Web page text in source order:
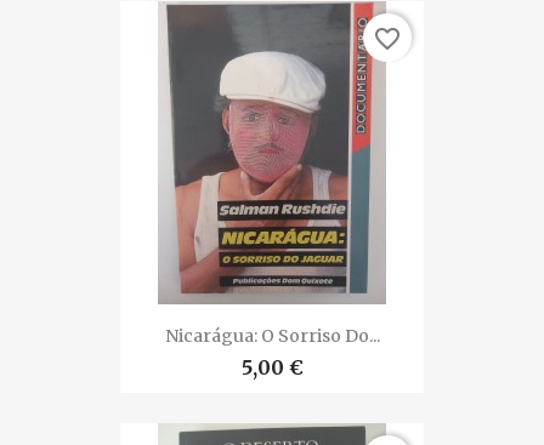
Nicarágua: O Sorriso Do...
5,00 €
favorite_border